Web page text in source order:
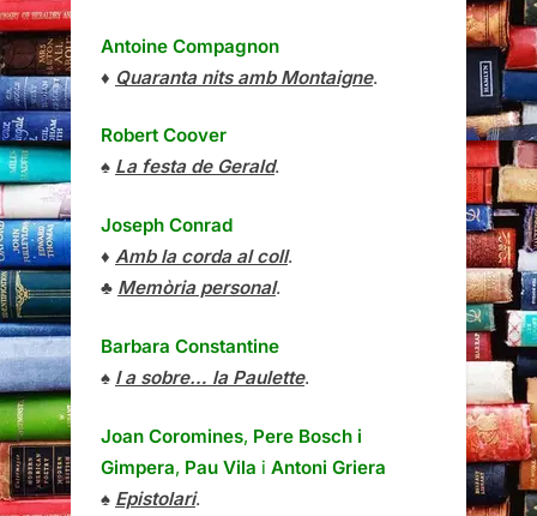
Antoine Compagnon
♦ Quaranta nits amb Montaigne.
Robert Coover
♠ La festa de Gerald.
Joseph Conrad
♦ Amb la corda al coll.
♣ Memòria personal.
Barbara Constantine
♠ I a sobre… la Paulette.
Joan Coromines, Pere Bosch i
Gimpera, Pau Vila i Antoni Griera
♠ Epistolari.